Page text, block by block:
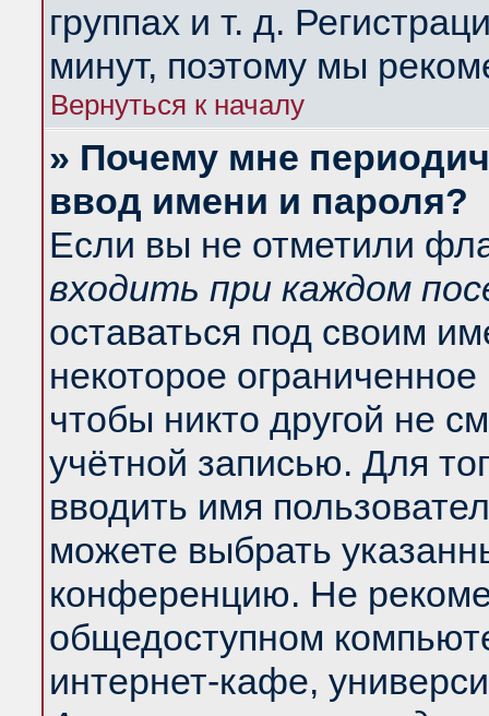
группах и т. д.
минут, поэтому мы
Вернуться к началу
» Почему мне
ввод имени и пароля?
Если вы не отметили
входить при каждом
оставаться под своим
некоторое
чтобы никто другой не
учётной записью. Для
вводить имя
можете выбрать
конференцию. Не
общедоступном
интернет-кафе,